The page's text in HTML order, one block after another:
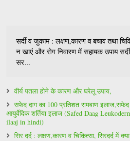
सर्दी व जुकाम : लक्षण,कारण व बचाव तथा
न खाएं और रोग निवारण में सहायक उपाय
सर...
वीर्य पतला होने के कारण और घरेलू उपाय,
सफेद दाग का 100 प्रतिशत रामबाण
आयुर्वेदिक शर्तिया इलाज (Safed Daag
ilaaj in hindi)
सिर दर्द : लक्षण,कारण व चिकित्सा, सिरदर्द में